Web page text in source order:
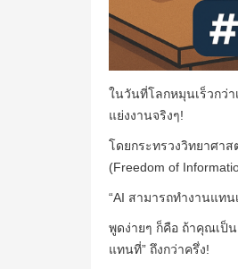
ในวันที่โลกหมุนเร็วกว่
แย่งงานจริงๆ!
โดยกระทรวงวิทยาศา
(Freedom of
“AI สามารถทำงานแทน
พูดง่ายๆ ก็คือ ถ้าคุณเป็
แทนที่” ถึงกว่าครึ่ง!